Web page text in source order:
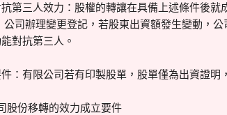
第三人效力：股權的轉讓在具備上述條件後
公司辦理變更登記，若股東出資額發生變動，
對抗第三人。
：有限公司若有印製股單，股單僅為出資證明
股份移轉的效力成立要件